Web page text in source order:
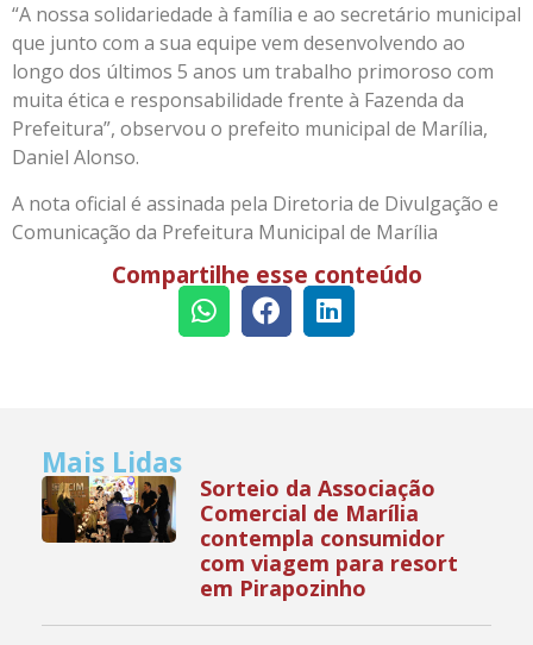
“A nossa solidariedade à família e ao secretário municipal
que junto com a sua equipe vem desenvolvendo ao
longo dos últimos 5 anos um trabalho primoroso com
muita ética e responsabilidade frente à Fazenda da
Prefeitura”, observou o prefeito municipal de Marília,
Daniel Alonso.
A nota oficial é assinada pela Diretoria de Divulgação e
Comunicação da Prefeitura Municipal de Marília
Compartilhe esse conteúdo
Mais Lidas
Sorteio da Associação
Comercial de Marília
contempla consumidor
com viagem para resort
em Pirapozinho